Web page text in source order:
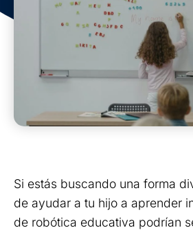
Si estás buscando una forma
de ayudar a tu hijo a aprender
de robótica educativa podrían